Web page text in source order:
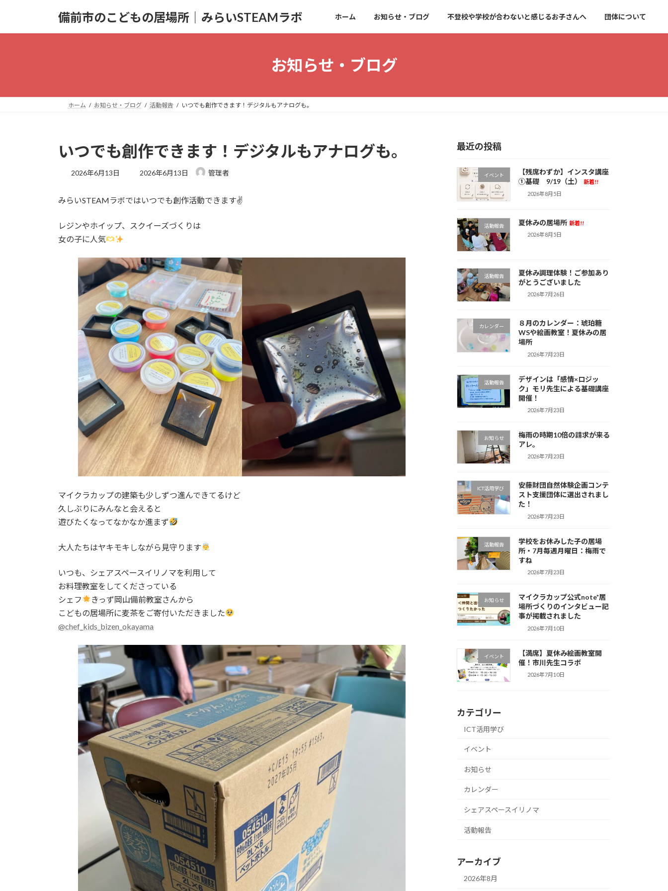
備前市のこどもの居場所｜みらいSTEAMラボ ホーム お知らせ・ブログ 不登校や学校が合わないと感じるお子さんへ 団体について
お知らせ・ブログ
ホーム お知らせ・ブログ 活動報告 いつでも創作できます！デジタルもアナログも。
いつでも創作できます！デジタルもアナログも。
2026年6月13日
最
新
時
:
2026年6月13日 管理者
みらいSTEAMラボではいつでも創作活動できます✌️
レジンやホイップ、スクイーズづくりは
女の子に人気
マイクラカップの建築も少しずつ進んできてるけど
久しぶりにみんなと会えると
遊びたくなってなかなか進まず
大人たちはヤキモキしながら見守ります
いつも、シェアスペースイリノマを利用して
お料理教室をしてくださっている
シェフ
きっず岡山備前教室さんから
こどもの居場所に麦茶をご寄付いただきました
@chef_kids_bizen_okayama
最近の投稿
イベント
【残席わずか】インスタ講座
①基礎 9/19（土）
新着!!
2026年8月5日
活動報告 夏休みの居場所 新着!!
2026年8月5日
活動報告
夏休み調理体験！ご参加あり
がとうございました
2026年7月26日
カレンダー
８月のカレンダー：琥珀糖
WSや絵画教室！夏休みの居
場所
2026年7月23日
活動報告
デザインは「感情×ロジッ
ク」モリ先生による基礎講座
開催！
2026年7月23日
お知らせ
梅雨の時期10倍の請求が来る
アレ。
2026年7月23日
ICT活用学び
安藤財団自然体験企画コンテ
スト支援団体に選出されまし
た！
2026年7月23日
活動報告
学校をお休みした子の居場
所・7月毎週月曜日：梅雨で
すね
2026年7月23日
お知らせ
マイクラカップ公式note*居
場所づくりのインタビュー記
事が掲載されました
2026年7月10日
イベント
【満席】夏休み絵画教室開
催！市川先生コラボ
2026年7月10日
カテゴリー
ICT活用学び
イベント
お知らせ
カレンダー
シェアスペースイリノマ
活動報告
アーカイブ
2026年8月